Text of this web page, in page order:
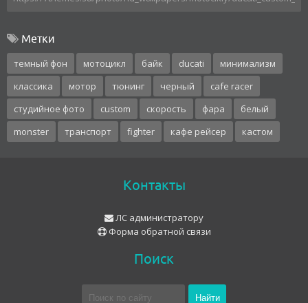
Метки
темный фон мотоцикл байк ducati
минимализм
классика
мотор тюнинг черный
cafe racer
студийное фото
custom скорость фара
белый
monster
транспорт fighter кафе рейсер кастом
Контакты
ЛС администратору
Форма обратной связи
Поиск